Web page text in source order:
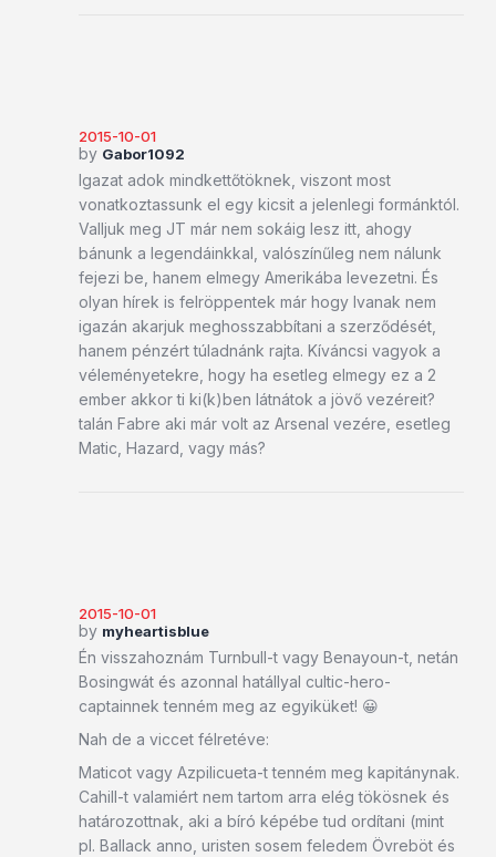
2015-10-01
by Gabor1092
Igazat adok mindkettőtöknek, viszont most
vonatkoztassunk el egy kicsit a jelenlegi formánktól.
Valljuk meg JT már nem sokáig lesz itt, ahogy
bánunk a legendáinkkal, valószínűleg nem nálunk
fejezi be, hanem elmegy Amerikába levezetni. És
olyan hírek is felröppentek már hogy Ivanak nem
igazán akarjuk meghosszabbítani a szerződését,
hanem pénzért túladnánk rajta. Kíváncsi vagyok a
véleményetekre, hogy ha esetleg elmegy ez a 2
ember akkor ti ki(k)ben látnátok a jövő vezéreit?
talán Fabre aki már volt az Arsenal vezére, esetleg
Matic, Hazard, vagy más?
2015-10-01
by myheartisblue
Én visszahoznám Turnbull-t vagy Benayoun-t, netán
Bosingwát és azonnal hatállyal cultic-hero-
captainnek tenném meg az egyiküket! 😀
Nah de a viccet félretéve:
Maticot vagy Azpilicueta-t tenném meg kapitánynak.
Cahill-t valamiért nem tartom arra elég tökösnek és
határozottnak, aki a bíró képébe tud ordítani (mint
pl. Ballack anno, uristen sosem feledem Övreböt és